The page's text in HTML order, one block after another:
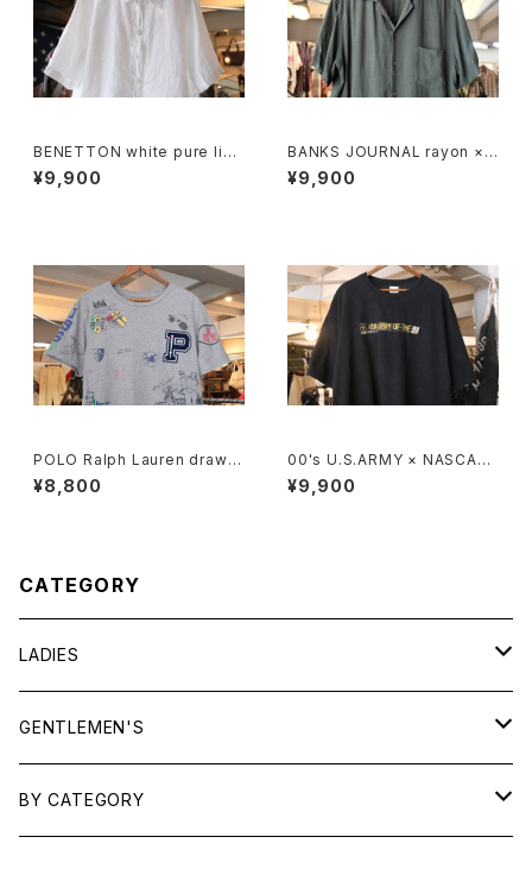
BENETTON white pure line
n S/S Shirt
¥9,900
BANKS JOURNAL rayon ×li
nen open-collar Shirt
¥9,900
POLO Ralph Lauren drawin
g printed Tee w/ patch
¥8,800
00's U.S.ARMY × NASCAR
embroidered logo black c
otton Tee
¥9,900
CATEGORY
LADIES
TOPS
SHIRTS
OUTERWEAR
GENTLEMEN'S
TOPS
BY CATEGORY